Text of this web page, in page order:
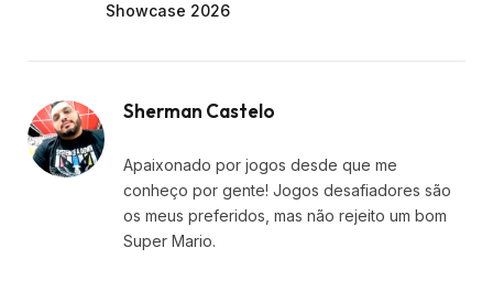
Showcase 2026
Sherman Castelo
Apaixonado por jogos desde que me
conheço por gente! Jogos desafiadores são
os meus preferidos, mas não rejeito um bom
Super Mario.